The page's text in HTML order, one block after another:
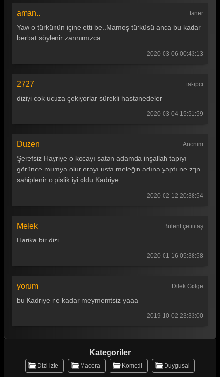
aman.. taner
Yaw o türkünün içine etti be..Mamoş türküsü anca bu kadar
berbat söylenir zannımızca..
2020-03-06 00:43:13
2727 takipci
diziyi cok ucuza çekiyorlar sürekli hastanedeler
2020-03-04 15:51:59
Duzen Anonim
Şerefsiz Hayriye o kocayı satan adamda inşallah tapıyı
görûnce mumya olur orayı usta meleğin adına yaptı ne zqn
sahiplenir o pislik.iyi oldu Kadriye
2020-02-12 20:38:54
Melek Bülent çetintaş
Harika bir dizi
2020-01-16 05:38:58
yorum Dilek Golge
bu Kadriye ne kadar meymemtsiz yaaa
2019-10-02 23:33:00
Kategoriler
Dizi izle Macera Komedi Duygusal